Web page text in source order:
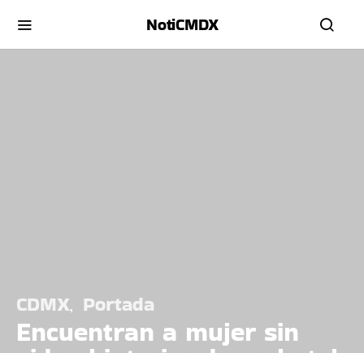
NotiCMDX
CDMX Portada
Encuentran a mujer sin